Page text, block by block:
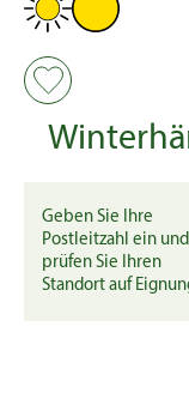
Geben Sie Ihre
Postleitzahl ein und
prüfen Sie Ihren
Standort auf